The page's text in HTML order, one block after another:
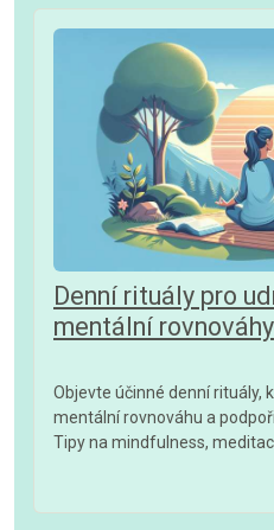
Denní rituály pro
mentální rovnováhy
Objevte účinné denní rituály,
mentální rovnováhu a
Tipy na mindfulness,